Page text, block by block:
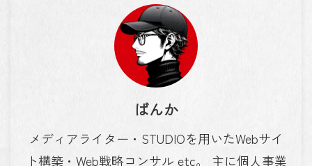
ばんか
メディアライター・STUDIOを用いたWebサイ
ト構築・Web戦略コンサル etc。 主に個人事業